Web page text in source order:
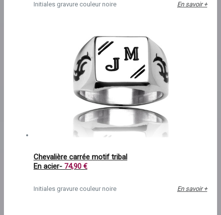
Initiales gravure couleur noire En savoir +
Chevalière carrée motif tribal
En acier- 74,90 €
Initiales gravure couleur noire En savoir +